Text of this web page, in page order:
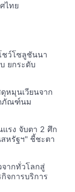
ไทย
ชว์โซลูชันนา
ยกระดับ
หมุนเวียนจาก
ภัณฑ์นม
แรง จับตา 2 ศึก
หรัฐฯ" ชี้ชะตา
จากทั่วโลกสู่
จการบริการ